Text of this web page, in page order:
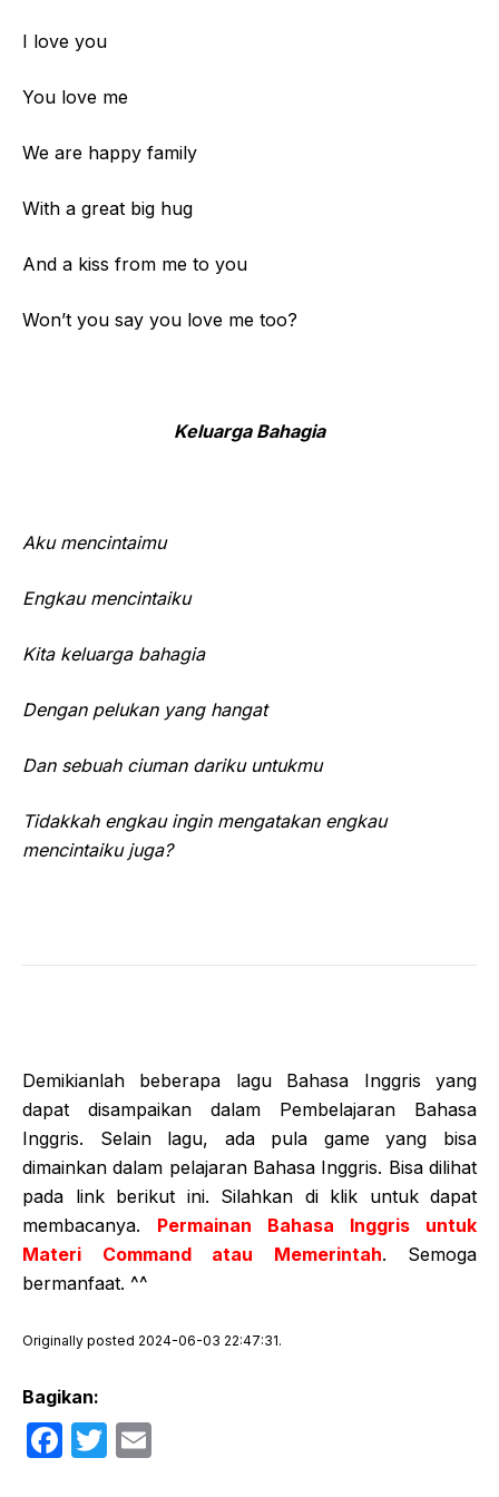
I love you
You love me
We are happy family
With a great big hug
And a kiss from me to you
Won’t you say you love me too?
Keluarga Bahagia
Aku mencintaimu
Engkau mencintaiku
Kita keluarga bahagia
Dengan pelukan yang hangat
Dan sebuah ciuman dariku untukmu
Tidakkah engkau ingin mengatakan engkau
mencintaiku juga?
Demikianlah beberapa lagu Bahasa Inggris yang
dapat disampaikan dalam Pembelajaran Bahasa
Inggris. Selain lagu, ada pula game yang bisa
dimainkan dalam pelajaran Bahasa Inggris. Bisa dilihat
pada link berikut ini. Silahkan di klik untuk dapat
membacanya. Permainan Bahasa Inggris untuk
Materi Command atau Memerintah. Semoga
bermanfaat. ^^
Originally posted 2024-06-03 22:47:31.
Bagikan:
F
T